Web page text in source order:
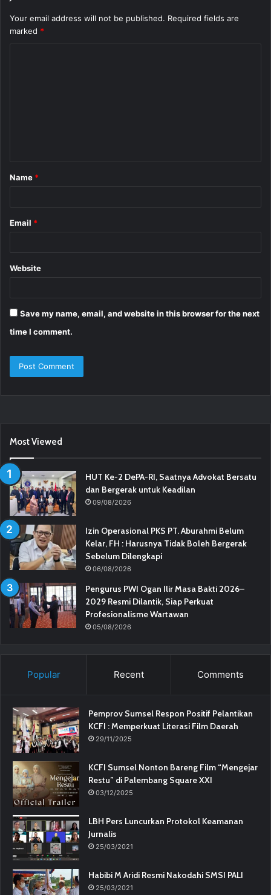
Your email address will not be published. Required fields are
marked *
*
Name *
Email *
Website
Save my name, email, and website in this browser for the next
time I comment.
Most Viewed
HUT Ke-2 DePA-RI, Saatnya Advokat Bersatu
dan Bergerak untuk Keadilan
09/08/2026
Izin Operasional PKS PT. Aburahmi Belum
Kelar, FH : Harusnya Tidak Boleh Bergerak
Sebelum Dilengkapi
06/08/2026
Pengurus PWI Ogan Ilir Masa Bakti 2026–
2029 Resmi Dilantik, Siap Perkuat
Profesionalisme Wartawan
05/08/2026
Popular Recent Comments
Pemprov Sumsel Respon Positif Pelantikan
KCFI : Memperkuat Literasi Film Daerah
29/11/2025
KCFI Sumsel Nonton Bareng Film “Mengejar
Restu” di Palembang Square XXI
03/12/2025
LBH Pers Luncurkan Protokol Keamanan
Jurnalis
25/03/2021
Habibi M Aridi Resmi Nakodahi SMSI PALI
25/03/2021